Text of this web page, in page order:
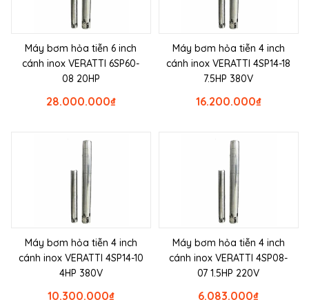
Máy bơm hỏa tiễn 6 inch
cánh inox VERATTI 6SP60-
08 20HP
₫
28.000.000
Máy bơm hỏa tiễn 4 inch
cánh inox VERATTI 4SP14-18
7.5HP 380V
₫
16.200.000
Máy bơm hỏa tiễn 4 inch
cánh inox VERATTI 4SP14-10
4HP 380V
₫
10.300.000
Máy bơm hỏa tiễn 4 inch
cánh inox VERATTI 4SP08-
07 1.5HP 220V
₫
6.083.000